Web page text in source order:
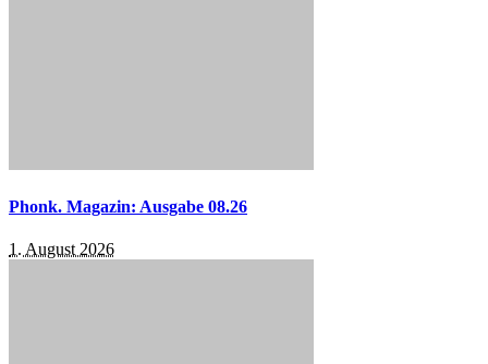
Phonk. Magazin: Ausgabe 08.26
1. August 2026